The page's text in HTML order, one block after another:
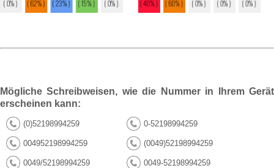
Mögliche Schreibweisen, wie die Nummer in Ihrem Gerät
erscheinen kann:
(0)52198994259 0-52198994259
004952198994259 (0049)52198994259
0049/52198994259 0049-52198994259